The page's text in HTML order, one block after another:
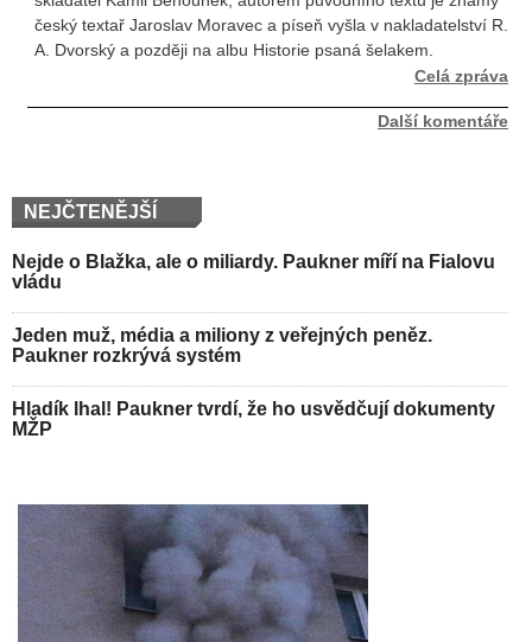
český textař Jaroslav Moravec a píseň vyšla v nakladatelství R.
A. Dvorský a později na albu Historie psaná šelakem.
Celá zpráva
Další komentáře
NEJČTENĚJŠÍ
Nejde o Blažka, ale o miliardy. Paukner míří na Fialovu
vládu
Jeden muž, média a miliony z veřejných peněz.
Paukner rozkrývá systém
Hladík lhal! Paukner tvrdí, že ho usvědčují dokumenty
MŽP